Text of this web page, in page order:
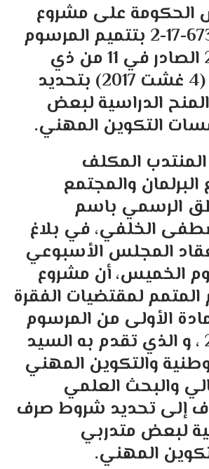
على مشروع
مرسوم رقم 673-17-2 بتتميم المرسوم
رقم 408-17-2 الصادر في 11 من ذي
القعدة 1438 (4 غشت 2017) بتحديد
الدراسية لبعض
التكوين المهني.
المنتدب المكلف
والمجتمع
الرسمي باسم
الخلفي، في بلاغ
المجلس الأسبوعي
الخميس، أن مشروع
لمقتضيات الفقرة
الأولى من المرسوم
رقم 408-17-2 ، و الذي تقدم به السيد
والتكوين المهني
والبحث العلمي
إلى تحديد شروط صرف
لبعض متدربي
المهني.